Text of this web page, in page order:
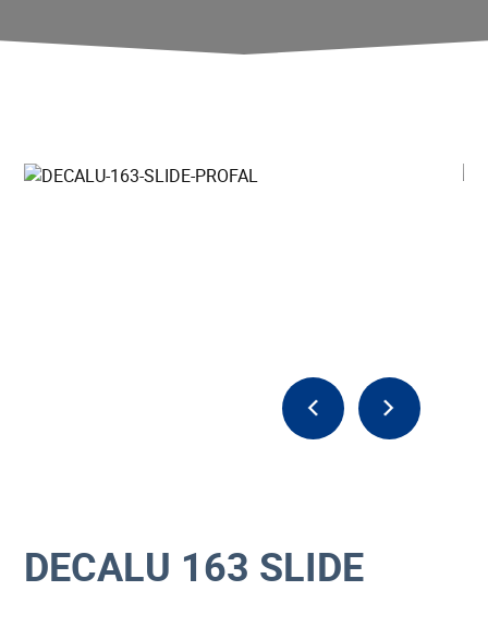
DECALU 163 SLIDE